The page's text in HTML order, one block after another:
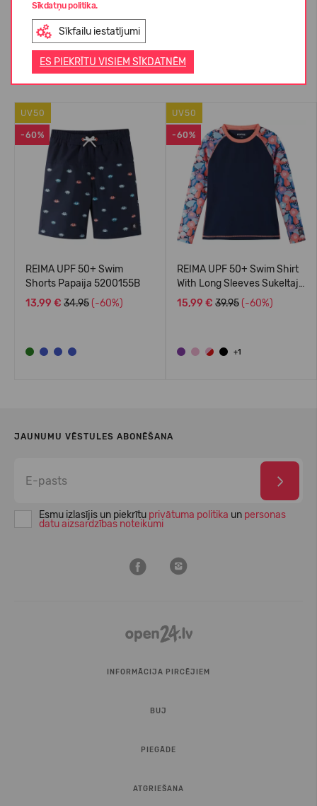
Sīkdatņu politika.
Sīkfailu iestatījumi
ES PIEKRĪTU VISIEM SĪKDATNĒM
KLIENTU ATSAUKSMES (0)
Līdzīgas preces
-60%
UV50
REIMA UPF 50+ Swim
Shorts Papaija 5200155B
13,99 € 34.95 (-60%)
-60%
UV50
REIMA UPF 50+ Swim Shirt
With Long Sleeves Sukeltaja
5200140A
15,99 € 39.95 (-60%)
+1
JAUNUMU VĒSTULES ABONĒŠANA
Esmu izlasījis un piekrītu privātuma politika un personas
datu aizsardzības noteikumi
INFORMĀCIJA PIRCĒJIEM
BUJ
PIEGĀDE
ATGRIEŠANA